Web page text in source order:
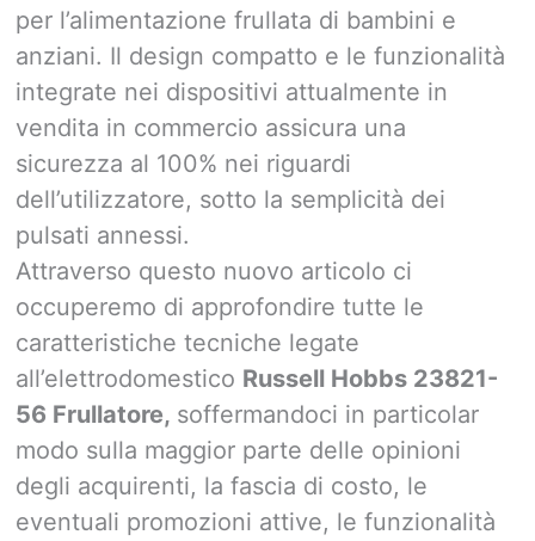
per l’alimentazione frullata di bambini e
anziani. Il design compatto e le funzionalità
integrate nei dispositivi attualmente in
vendita in commercio assicura una
sicurezza al 100% nei riguardi
dell’utilizzatore, sotto la semplicità dei
pulsati annessi.
Attraverso questo nuovo articolo ci
occuperemo di approfondire tutte le
caratteristiche tecniche legate
all’elettrodomestico Russell Hobbs 23821-
56 Frullatore, soffermandoci in particolar
modo sulla maggior parte delle opinioni
degli acquirenti, la fascia di costo, le
eventuali promozioni attive, le funzionalità